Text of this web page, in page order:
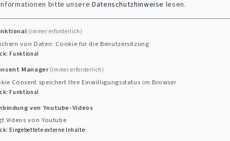
der ganze Mensch gefragt ist, soll auch Raum für
bietet nicht nur Beratung zu
bitte unsere Datenschutzhinweise lesen.
(immer erforderlich)
von Daten: Cookie für die Benutzersitzung
: Funktional
Manager (immer erforderlich)
Consent speichert Ihre Einwilligungsstatus im Browser
: Funktional
von Youtube-Videos
Videos von Youtube
: Eingebettete externe Inhalte